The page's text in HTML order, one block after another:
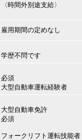
〈時間外別途支給〉
雇用期間の定めなし
学歴不問です
必須
大型自動車運転経験者
大型自動車免許
必須
フォークリフト運転技能者